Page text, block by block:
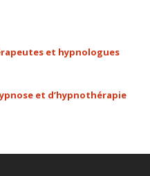
et hypnologues
et d’hypnothérapie